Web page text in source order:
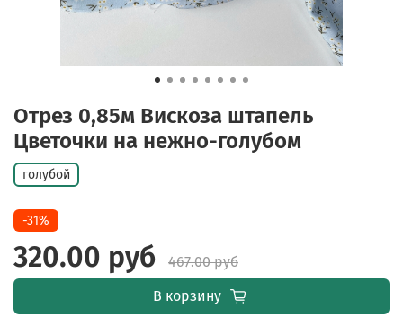
Отрез 0,85м Вискоза штапель
Цветочки на нежно-голубом
голубой
-31%
320.00 руб
467.00 руб
В корзину